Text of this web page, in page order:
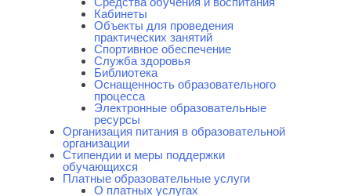
Кабинеты
Объекты для проведения
практических занятий
Спортивное обеспечение
Служба здоровья
Библиотека
Оснащенность образовательного
процесса
Электронные образовательные
ресурсы
Организация питания в образовательной
организации
Стипендии и меры поддержки
обучающихся
Платные образовательные услуги
О платных услугах